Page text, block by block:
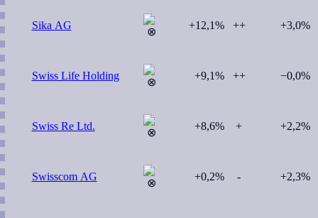
Sika AG +12,1% ++ +3,0%
Swiss Life Holding +9,1% ++ −0,0%
Swiss Re Ltd. +8,6% + +2,2%
Swisscom AG +0,2% - +2,3%